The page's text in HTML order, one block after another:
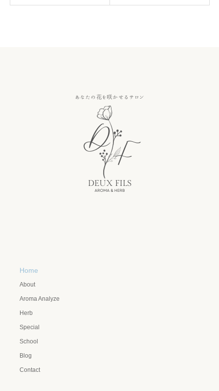
Home
About
Aroma Analyze
Herb
Special
School
Blog
Contact